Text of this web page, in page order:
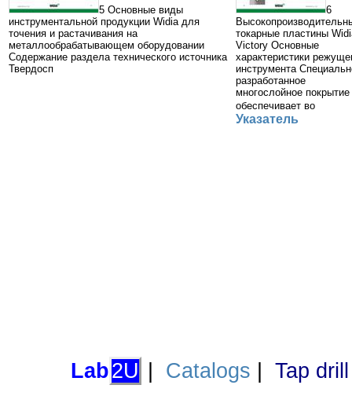
5 Основные виды
инструментальной продукции Widia для
точения и растачивания на
металлообрабатывающем оборудовании
Содержание раздела технического источника
Твердосп
6
токарные пластины
Victory Основные
характеристики
инструмента
разработанное
многослойное покрытие
обеспечивает во
Указатель
Lab2U Catalogs Tap